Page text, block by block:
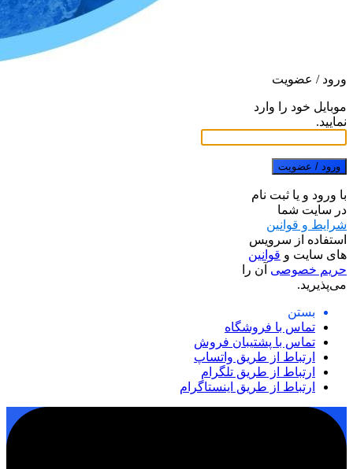
ورود / عضویت
موبایل خود را وارد
نمایید.
ورود / عضویت
با ورود و یا ثبت نام
در سایت شما
شرایط و قوانین
استفاده از سرویس
های سایت و قوانین
حریم خصوصی آن را
می‌پذیرید.
بستن
تماس با فروشگاه
تماس با پشتیبان فروش
ارتباط از طریق واتساپ
ارتباط از طریق تلگرام
ارتباط از طریق اینستاگرام